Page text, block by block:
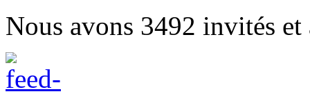
Nous avons 3492 invités